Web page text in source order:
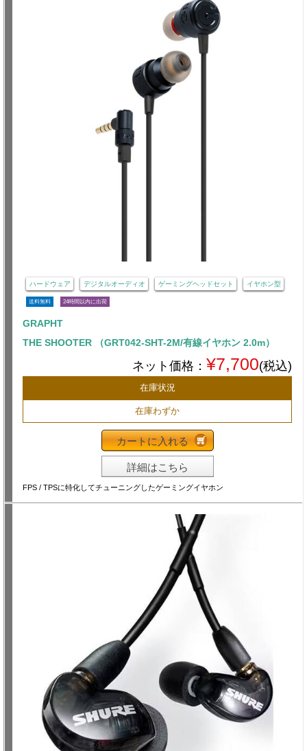
ハードウェア デジタルオーディオ ゲーミングヘッドセット イヤホン型
送料無料 24時間以内に出荷
GRAPHT
THE SHOOTER （GRT042-SHT-2M/有線イヤホン 2.0m）
ネット価格： ¥7,700(税込)
在庫状況
在庫わずか
カートに入れる
詳細はこちら
FPS / TPSに特化してチューニングしたゲーミングイヤホン